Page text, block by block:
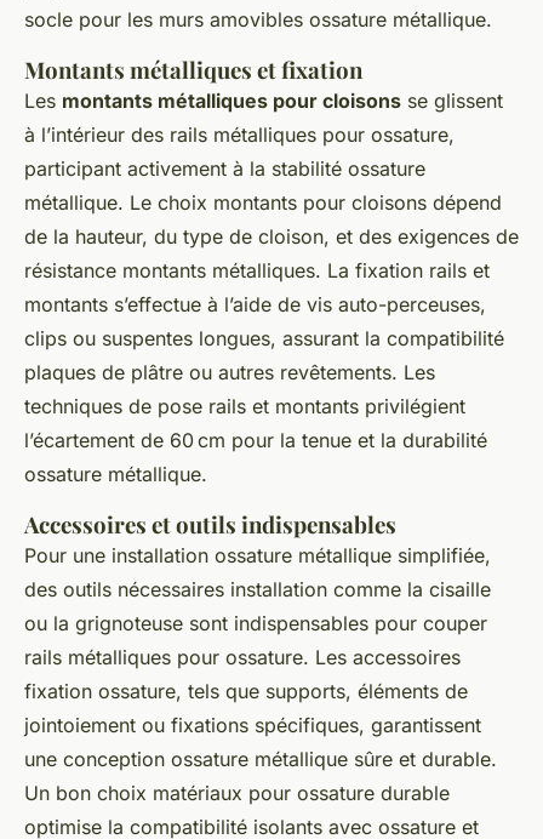
socle pour les murs amovibles ossature métallique.
Montants métalliques et fixation
Les montants métalliques pour cloisons se glissent
à l’intérieur des rails métalliques pour ossature,
participant activement à la stabilité ossature
métallique. Le choix montants pour cloisons dépend
de la hauteur, du type de cloison, et des exigences de
résistance montants métalliques. La fixation rails et
montants s’effectue à l’aide de vis auto-perceuses,
clips ou suspentes longues, assurant la compatibilité
plaques de plâtre ou autres revêtements. Les
techniques de pose rails et montants privilégient
l’écartement de 60 cm pour la tenue et la durabilité
ossature métallique.
Accessoires et outils indispensables
Pour une installation ossature métallique simplifiée,
des outils nécessaires installation comme la cisaille
ou la grignoteuse sont indispensables pour couper
rails métalliques pour ossature. Les accessoires
fixation ossature, tels que supports, éléments de
jointoiement ou fixations spécifiques, garantissent
une conception ossature métallique sûre et durable.
Un bon choix matériaux pour ossature durable
optimise la compatibilité isolants avec ossature et